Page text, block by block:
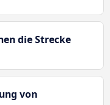
die Strecke
von